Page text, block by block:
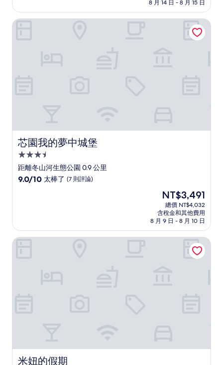
好
極
為
NT$2,095
8 月 14 日 - 8 月 15 日
芯園我的夢中城堡
芯園我的夢中城堡
3.5
星
級
距離冬山河生態公園 0.9 公里
9.0
太
棒
9.0/10 太棒了 (7 則評論)
現
在
價
格
為
NT$3,491
NT$3,491
總價 NT$4,032
含稅金和其他費用
8 月 9 日 - 8 月 10 日
芯園我的夢中城堡
米妞的假期
米妞的假期
米妞的假期